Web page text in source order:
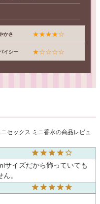
かさ ★★★★☆
イシー ★☆☆☆☆
セックス ミニ香水の商品レビュ
サイズだから飾っていても
。